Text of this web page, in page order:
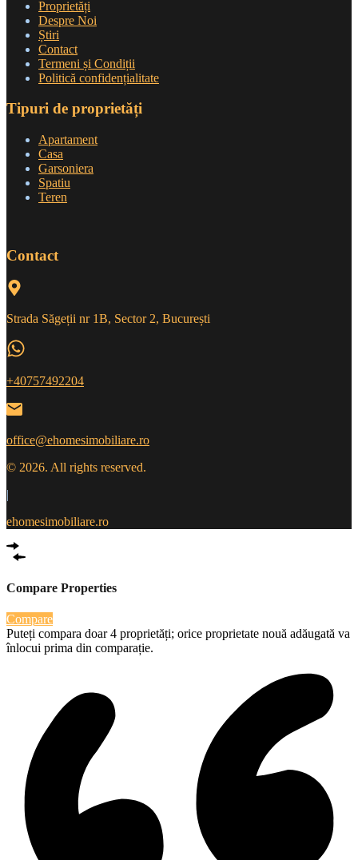
Proprietăți
Despre Noi
Știri
Contact
Termeni și Condiții
Politică confidențialitate
Tipuri de proprietăți
Apartament
Casa
Garsoniera
Spatiu
Teren
Contact
Strada Săgeții nr 1B, Sector 2, București
+40757492204
office@ehomesimobiliare.ro
© 2026. All rights reserved.
|
ehomesimobiliare.ro
Compare Properties
Compare
Puteți compara doar 4 proprietăți; orice proprietate nouă adăugată va
înlocui prima din comparație.